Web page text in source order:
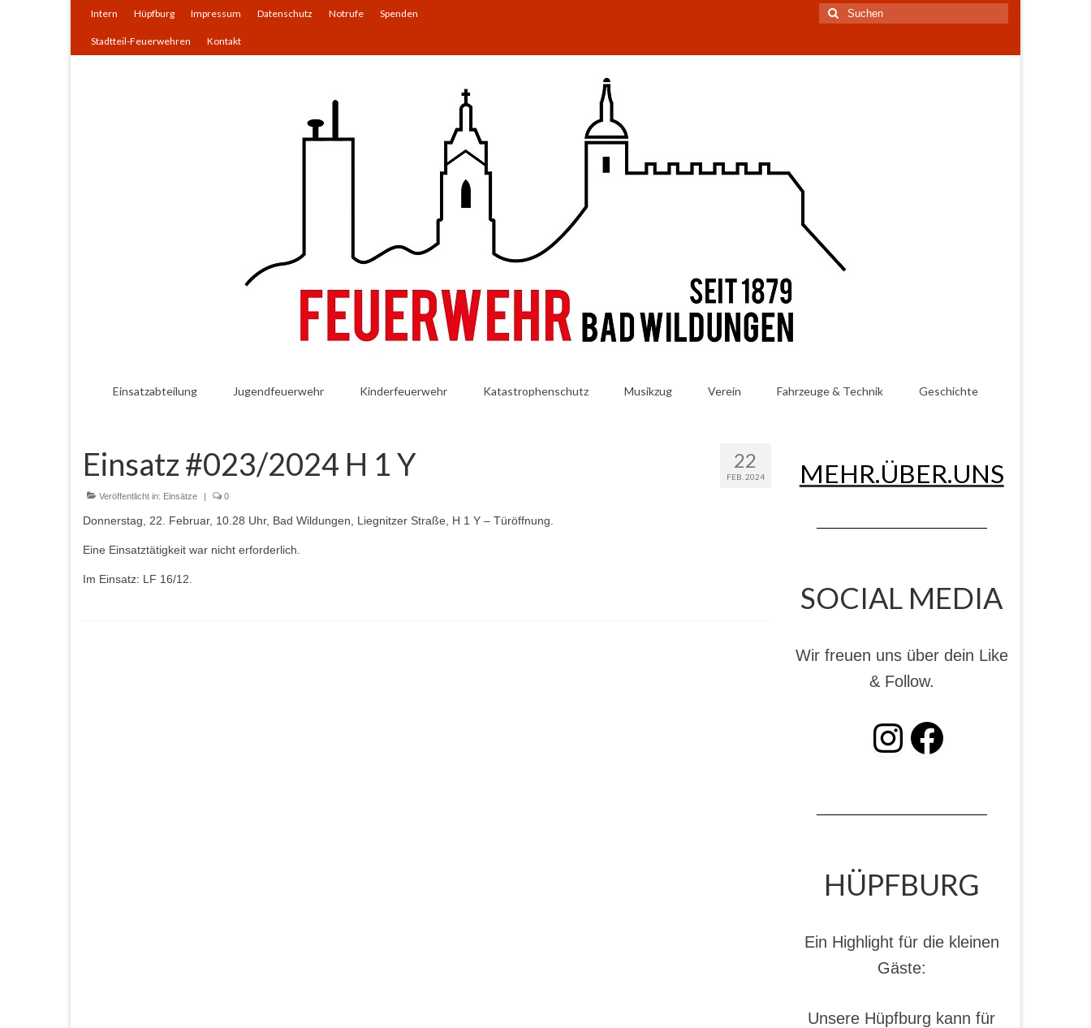
Intern Hüpfburg Impressum Datenschutz Notrufe Spenden
Stadtteil-Feuerwehren Kontakt
Suchen
nach:
Einsatzabteilung Jugendfeuerwehr Kinderfeuerwehr Katastrophenschutz Musikzug Verein Fahrzeuge & Technik Geschichte
22
FEB. 2024
Einsatz #023/2024 H 1 Y
Veröffentlicht in: Einsätze | 0
Donnerstag, 22. Februar, 10.28 Uhr, Bad Wildungen, Liegnitzer Straße, H 1 Y – Türöffnung.
Eine Einsatztätigkeit war nicht erforderlich.
Im Einsatz: LF 16/12.
MEHR.ÜBER.UNS
SOCIAL MEDIA
Wir freuen uns über dein Like
& Follow.
INSTAGRAM Facebook
HÜPFBURG
Ein Highlight für die kleinen
Gäste:
Unsere Hüpfburg kann für